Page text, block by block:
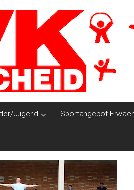
Jugend Sportangebot